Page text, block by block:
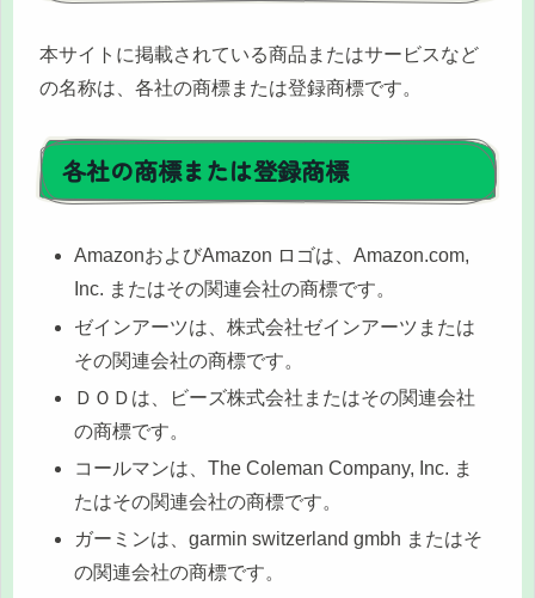
本サイトに掲載されている商品またはサービスなど
の名称は、各社の商標または登録商標です。
各社の商標または登録商標
AmazonおよびAmazon ロゴは、Amazon.com,
Inc. またはその関連会社の商標です。
ゼインアーツは、株式会社ゼインアーツまたは
その関連会社の商標です。
ＤＯＤは、ビーズ株式会社またはその関連会社
の商標です。
コールマンは、The Coleman Company, Inc. ま
たはその関連会社の商標です。
ガーミンは、garmin switzerland gmbh またはそ
の関連会社の商標です。